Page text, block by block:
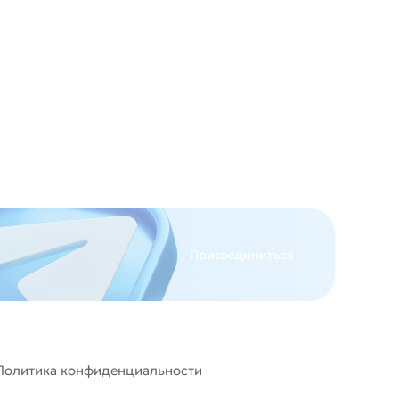
Присоединиться
конфиденциальности